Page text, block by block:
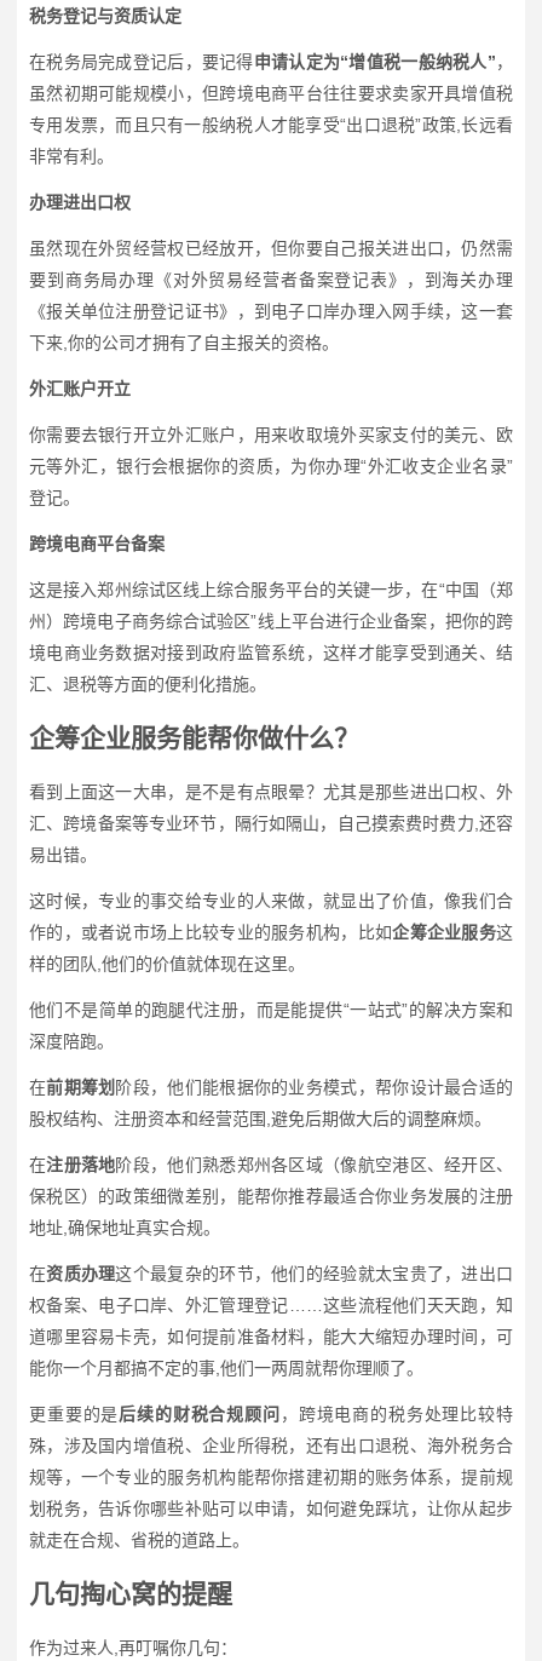
税务登记与资质认定
在税务局完成登记后，要记得申请认定为“增值税一般纳税人”，
虽然初期可能规模小，但跨境电商平台往往要求卖家开具增值税
专用发票，而且只有一般纳税人才能享受“出口退税”政策,长远看
非常有利。
办理进出口权
虽然现在外贸经营权已经放开，但你要自己报关进出口，仍然需
要到商务局办理《对外贸易经营者备案登记表》，到海关办理
《报关单位注册登记证书》，到电子口岸办理入网手续，这一套
下来,你的公司才拥有了自主报关的资格。
外汇账户开立
你需要去银行开立外汇账户，用来收取境外买家支付的美元、欧
元等外汇，银行会根据你的资质，为你办理“外汇收支企业名录”
登记。
跨境电商平台备案
这是接入郑州综试区线上综合服务平台的关键一步，在“中国（郑
州）跨境电子商务综合试验区”线上平台进行企业备案，把你的跨
境电商业务数据对接到政府监管系统，这样才能享受到通关、结
汇、退税等方面的便利化措施。
企筹企业服务能帮你做什么？
看到上面这一大串，是不是有点眼晕？尤其是那些进出口权、外
汇、跨境备案等专业环节，隔行如隔山，自己摸索费时费力,还容
易出错。
这时候，专业的事交给专业的人来做，就显出了价值，像我们合
作的，或者说市场上比较专业的服务机构，比如企筹企业服务这
样的团队,他们的价值就体现在这里。
他们不是简单的跑腿代注册，而是能提供“一站式”的解决方案和
深度陪跑。
在前期筹划 阶段，他们能根据你的业务模式，帮你设计最合适的
股权结构、注册资本和经营范围,避免后期做大后的调整麻烦。
在注册落地阶段，他们熟悉郑州各区域（像航空港区、经开区、
保税区）的政策细微差别，能帮你推荐最适合你业务发展的注册
地址,确保地址真实合规。
在资质办理这个最复杂的环节，他们的经验就太宝贵了，进出口
权备案、电子口岸、外汇管理登记……这些流程他们天天跑，知
道哪里容易卡壳，如何提前准备材料，能大大缩短办理时间，可
能你一个月都搞不定的事,他们一两周就帮你理顺了。
更重要的是后续的财税合规顾问 ，跨境电商的税务处理比较特
殊，涉及国内增值税、企业所得税，还有出口退税、海外税务合
规等，一个专业的服务机构能帮你搭建初期的账务体系，提前规
划税务，告诉你哪些补贴可以申请，如何避免踩坑，让你从起步
就走在合规、省税的道路上。
几句掏心窝的提醒
作为过来人,再叮嘱你几句：